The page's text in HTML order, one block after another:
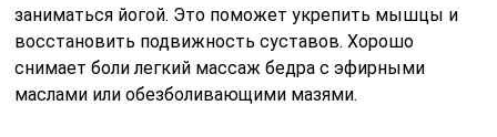
заниматься йогой. Это поможет укрепить мышцы и
восстановить подвижность суставов. Хорошо
снимает боли легкий массаж бедра с эфирными
маслами или обезболивающими мазями.